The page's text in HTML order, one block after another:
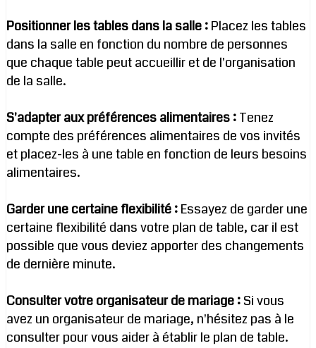
Positionner les tables dans la salle :Placez les tables
dans la salle en fonction du nombre de personnes
que chaque table peut accueillir et de l'organisation
de la salle.
S'adapter aux préférences alimentaires :Tenez
compte des préférences alimentaires de vos invités
et placez-les à une table en fonction de leurs besoins
alimentaires.
Garder une certaine flexibilité :Essayez de garder une
certaine flexibilité dans votre plan de table, car il est
possible que vous deviez apporter des changements
de dernière minute.
Consulter votre organisateur de mariage :Si vous
avez un organisateur de mariage, n'hésitez pas à le
consulter pour vous aider à établir le plan de table.